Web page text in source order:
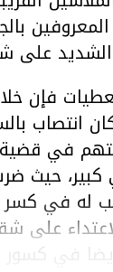
الشديد
فإن
انتصاب
في
حيث
له في كسر
على
أيضا في